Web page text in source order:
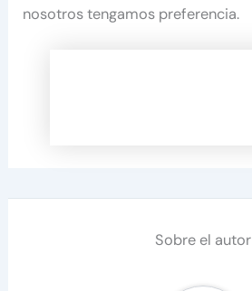
nosotros tengamos preferencia.
Sobre el autor